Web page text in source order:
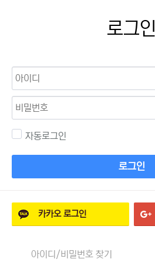
로그인
자동로그인
로그인
카카오로그인
아이디/비밀번호 찾기